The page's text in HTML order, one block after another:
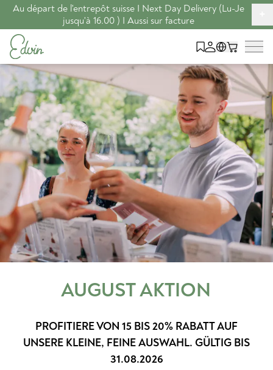
Au départ de l'entrepôt suisse I Next Day Delivery (Lu-Je
jusqu'à 16.00 ) I Aussi sur facture
AUGUST AKTION
PROFITIERE VON 15 BIS 20% RABATT AUF
UNSERE KLEINE, FEINE AUSWAHL. GÜLTIG BIS
31.08.2026